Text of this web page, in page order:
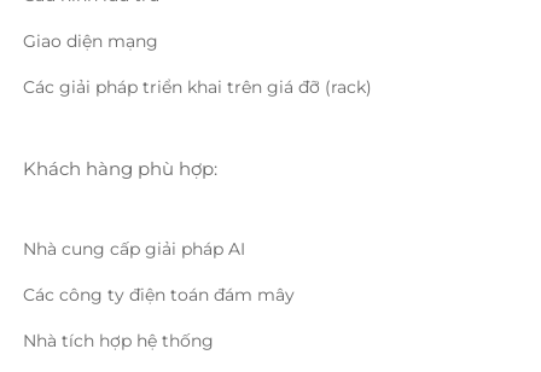
Giao diện mạng
Các giải pháp triển khai trên giá đỡ (rack)
Khách hàng phù hợp:
Nhà cung cấp giải pháp AI
Các công ty điện toán đám mây
Nhà tích hợp hệ thống